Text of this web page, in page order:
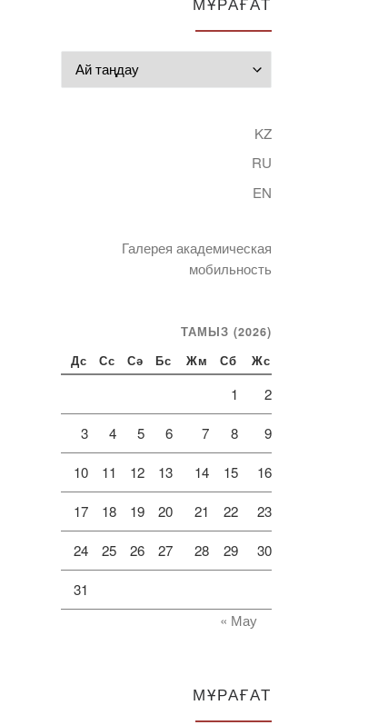
KZ
RU
EN
Галерея академическая
мобильность
ТАМЫЗ (2026)
Дс Сс Сә Бс Жм Сб Жс
1 2
3 4 5 6 7 8 9
10 11 12 13 14 15 16
17 18 19 20 21 22 23
24 25 26 27 28 29 30
31
« Мау
МҰРАҒАТ